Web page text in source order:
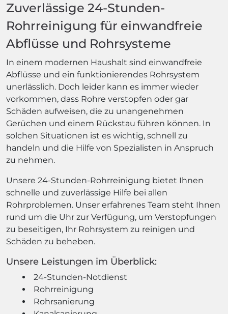
Zuverlässige 24-Stunden-
Rohrreinigung für einwandfreie
Abflüsse und Rohrsysteme
In einem modernen Haushalt sind einwandfreie
Abflüsse und ein funktionierendes Rohrsystem
unerlässlich. Doch leider kann es immer wieder
vorkommen, dass Rohre verstopfen oder gar
Schäden aufweisen, die zu unangenehmen
Gerüchen und einem Rückstau führen können. In
solchen Situationen ist es wichtig, schnell zu
handeln und die Hilfe von Spezialisten in Anspruch
zu nehmen.
Unsere 24-Stunden-Rohrreinigung bietet Ihnen
schnelle und zuverlässige Hilfe bei allen
Rohrproblemen. Unser erfahrenes Team steht Ihnen
rund um die Uhr zur Verfügung, um Verstopfungen
zu beseitigen, Ihr Rohrsystem zu reinigen und
Schäden zu beheben.
Unsere Leistungen im Überblick:
24-Stunden-Notdienst
Rohrreinigung
Rohrsanierung